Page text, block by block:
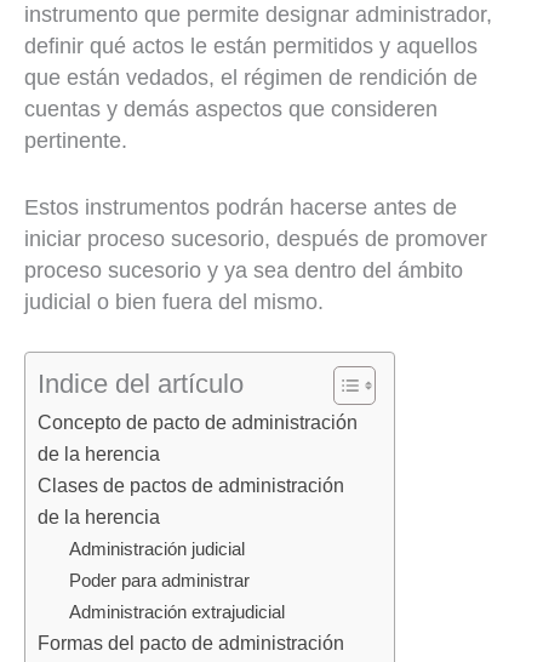
instrumento que permite designar administrador,
definir qué actos le están permitidos y aquellos
que están vedados, el régimen de rendición de
cuentas y demás aspectos que consideren
pertinente.
Estos instrumentos podrán hacerse antes de
iniciar proceso sucesorio, después de promover
proceso sucesorio y ya sea dentro del ámbito
judicial o bien fuera del mismo.
Indice del artículo
Concepto de pacto de administración
de la herencia
Clases de pactos de administración
de la herencia
Administración judicial
Poder para administrar
Administración extrajudicial
Formas del pacto de administración